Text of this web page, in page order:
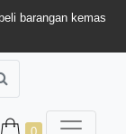
barangan kemas